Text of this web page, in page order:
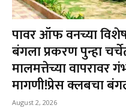
पावर ऑफ वनच्या विशेष
बंगला प्रकरण पुन्हा
मालमत्तेच्या वापरावर
मागणी!प्रेस क्लबचा
August 2, 2026